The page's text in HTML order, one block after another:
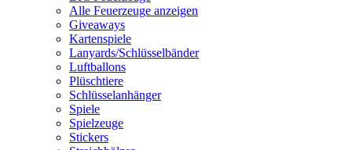
Alle Feuerzeuge anzeigen
Giveaways
Kartenspiele
Lanyards/Schlüsselbänder
Luftballons
Plüschtiere
Schlüsselanhänger
Spiele
Spielzeuge
Stickers